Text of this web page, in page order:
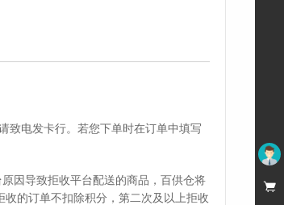
未登录

致电发卡行。若您下单时在订单中填写
因导致拒收平台配送的商品， 百供仓将
的订单不扣除积分，第二次及以上拒收